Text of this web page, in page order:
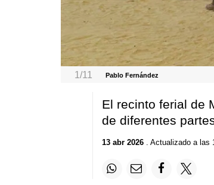
1/11 Pablo Fernández
El recinto ferial de
de diferentes
13 abr 2026. Actualizado a las